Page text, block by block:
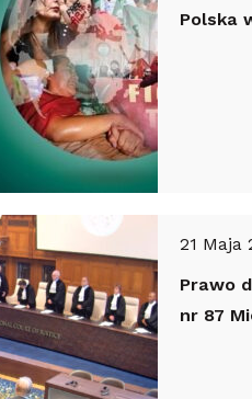
Polska
21 Maja
Prawo
nr 87